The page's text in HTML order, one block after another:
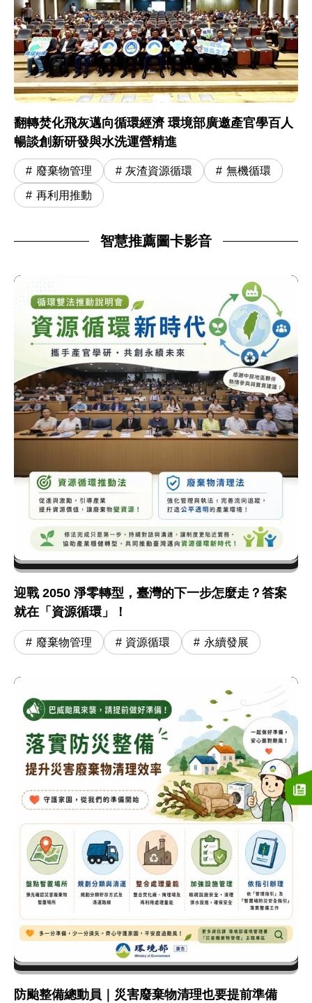
翻轉焚化飛灰邁向循環經濟 環境部廣邀產官學百人
暢談創新研發與水洗運營精進
廢棄物管理 灰渣資源循環 無機循環
再利用推動
智慧推薦圖卡影音
迎戰 2050 淨零轉型，臺灣的下一步怎麼走？答案
就在「資源循環」！
廢棄物管理 資源循環 永續發展
防颱整備總動員｜災害廢棄物清理也要提前準備